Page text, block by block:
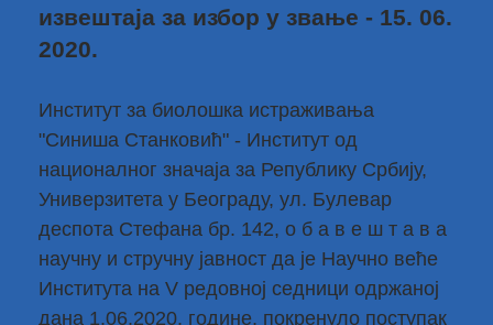
извештаја за избор у звање - 15. 06.
2020.
Институт за биолошка истраживања
"Синиша Станковић" - Институт од
националног значаја за Републику Србију,
Универзитета у Београду, ул. Булевар
деспота Стефана бр. 142, о б а в е ш т а в а
научну и стручну јавност да је Научно веће
Института на V редовној седници одржаној
дана 1.06.2020. године, покренуло поступак